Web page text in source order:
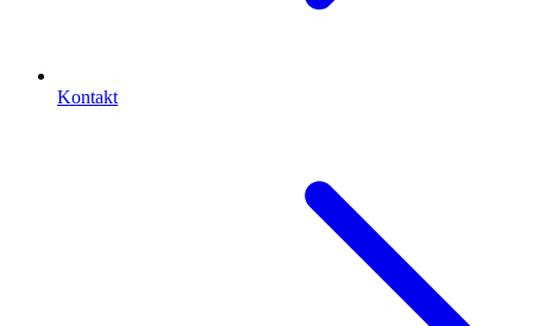
Kontakt